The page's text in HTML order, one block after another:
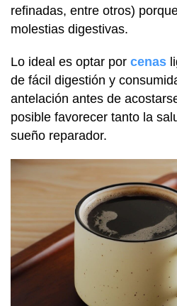
refinadas, entre otros)
molestias digestivas.
Lo ideal es optar por cenas
de fácil digestión y
antelación antes de
posible favorecer tanto la
sueño reparador.